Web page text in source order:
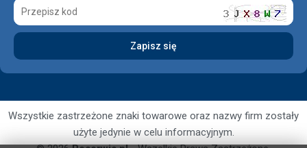
Wszystkie zastrzeżone znaki towarowe oraz nazwy firm zostały
użyte jedynie w celu informacyjnym.